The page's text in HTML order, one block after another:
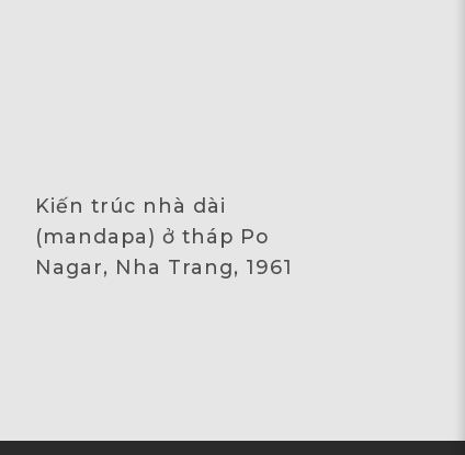
Kiến trúc nhà dài
(mandapa) ở tháp Po
Nagar, Nha Trang, 1961